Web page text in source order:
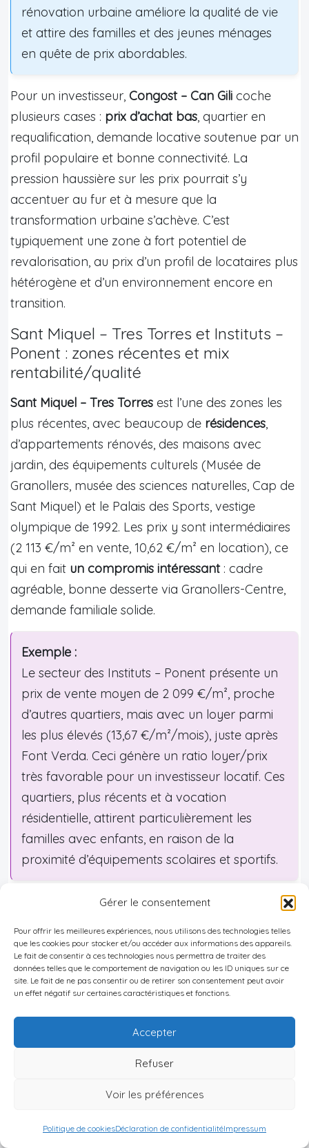
Gérer le consentement
Pour offrir les meilleures expériences, nous utilisons des technologies telles
que les cookies pour stocker et/ou accéder aux informations des appareils.
Le fait de consentir à ces technologies nous permettra de traiter des
données telles que le comportement de navigation ou les ID uniques sur ce
site. Le fait de ne pas consentir ou de retirer son consentement peut avoir
un effet négatif sur certaines caractéristiques et fonctions.
Accepter
Refuser
Voir les préférences
Politique de cookiesDéclaration de confidentialitéImpressum
rénovation urbaine améliore la qualité de vie
et attire des familles et des jeunes ménages
en quête de prix abordables.
Pour un investisseur, Congost – Can Gili coche
plusieurs cases : prix d’achat bas, quartier en
requalification, demande locative soutenue par un
profil populaire et bonne connectivité. La
pression haussière sur les prix pourrait s’y
accentuer au fur et à mesure que la
transformation urbaine s’achève. C’est
typiquement une zone à fort potentiel de
revalorisation, au prix d’un profil de locataires plus
hétérogène et d’un environnement encore en
transition.
Sant Miquel – Tres Torres et Instituts –
Ponent : zones récentes et mix
rentabilité/qualité
Sant Miquel – Tres Torres est l’une des zones les
plus récentes, avec beaucoup de résidences,
d’appartements rénovés, des maisons avec
jardin, des équipements culturels (Musée de
Granollers, musée des sciences naturelles, Cap de
Sant Miquel) et le Palais des Sports, vestige
olympique de 1992. Les prix y sont intermédiaires
(2 113 €/m² en vente, 10,62 €/m² en location), ce
qui en fait un compromis intéressant: cadre
agréable, bonne desserte via Granollers-Centre,
demande familiale solide.
Exemple :
Le secteur des Instituts – Ponent présente un
prix de vente moyen de 2 099 €/m², proche
d’autres quartiers, mais avec un loyer parmi
les plus élevés (13,67 €/m²/mois), juste après
Font Verda. Ceci génère un ratio loyer/prix
très favorable pour un investisseur locatif. Ces
quartiers, plus récents et à vocation
résidentielle, attirent particulièrement les
familles avec enfants, en raison de la
proximité d’équipements scolaires et sportifs.
Can Bassa – Palou, La Torreta, La
tranquillité et accessibilité
Can Bassa et Palou sont souvent privilégiés par
les familles :parcs, écoles et espaces verts y
. Avec un prix moyen de
loyer de 9,74 €/m², Can Bassa – Palou offre une
de coût et de qualité de vie.
animée, aveccommerces, restaurantsetlieux